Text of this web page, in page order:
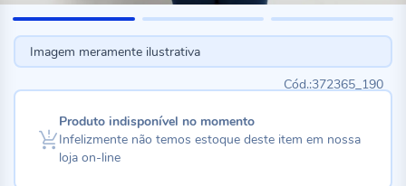
Imagem meramente ilustrativa
372365_190
Produto indisponível no momento
Infelizmente não temos estoque deste item em nossa
loja on-line